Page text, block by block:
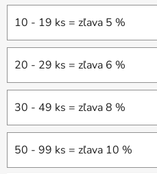
10 - 19 ks = zľava 5 %
20 - 29 ks = zľava 6 %
30 - 49 ks = zľava 8 %
50 - 99 ks = zľava 10 %